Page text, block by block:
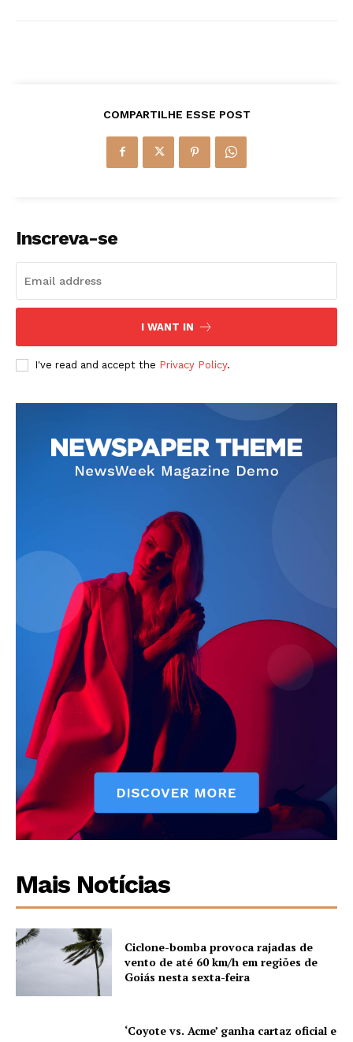
COMPARTILHE ESSE POST
Inscreva-se
I WANT IN
I've read and accept the Privacy Policy.
Mais Notícias
Ciclone-bomba provoca rajadas de
vento de até 60 km/h em regiões de
Goiás nesta sexta-feira
‘Coyote vs. Acme’ ganha cartaz oficial e